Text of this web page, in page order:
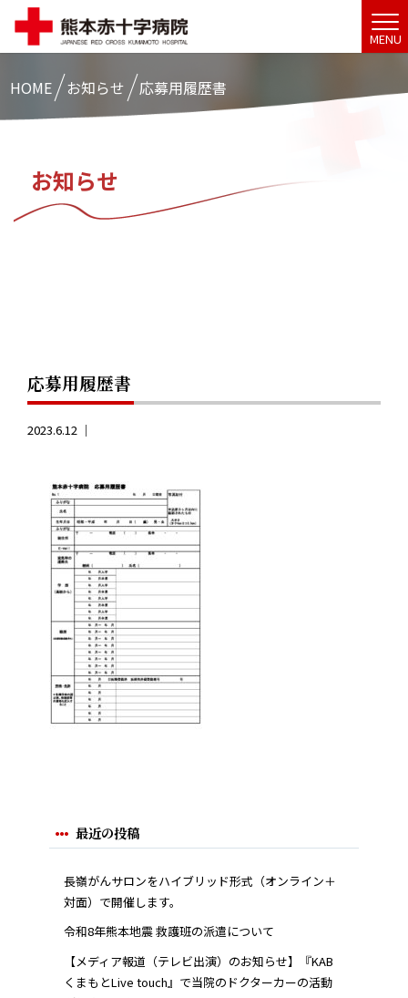
MENU
HOME お知らせ 応募用履歴書
お知らせ
応募用履歴書
2023.6.12 ｜
最近の投稿
長嶺がんサロンをハイブリッド形式（オンライン＋
対面）で開催します。
令和8年熊本地震 救護班の派遣について
【メディア報道（テレビ出演）のお知らせ】『KAB
くまもとLive touch』で当院のドクターカーの活動